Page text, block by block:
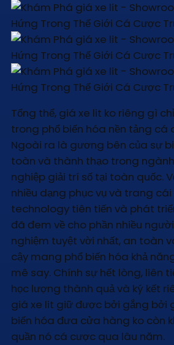
Tổng thể, giá xe lit ko riêng gì
trong phổ biến hóa nền tảng
Ngoài ra là gương bên của sự
toàn và thành thạo trong
nghiệp giải trí số tại toàn quốc.
nhiều dạng phục vụ và trang
technology tiên tiến và phát
đã đem về cho phần nhiều
nghiệm tuyệt vời nhất, an toàn
cậy mang phổ biến hóa khả
mê say. Chính sự hết lòng, liên
học lượng thành quả và ký kết
giá xe lit giữ được bởi gắng bởi
biến hóa đưa cửa hàng ko còn
quần nó cá cược qua lâu năm.